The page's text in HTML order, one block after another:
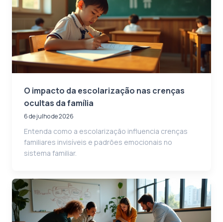
O impacto da escolarização nas crenças
ocultas da família
6 de julho de 2026
Entenda como a escolarização influencia crenças
familiares invisíveis e padrões emocionais no
sistema familiar.